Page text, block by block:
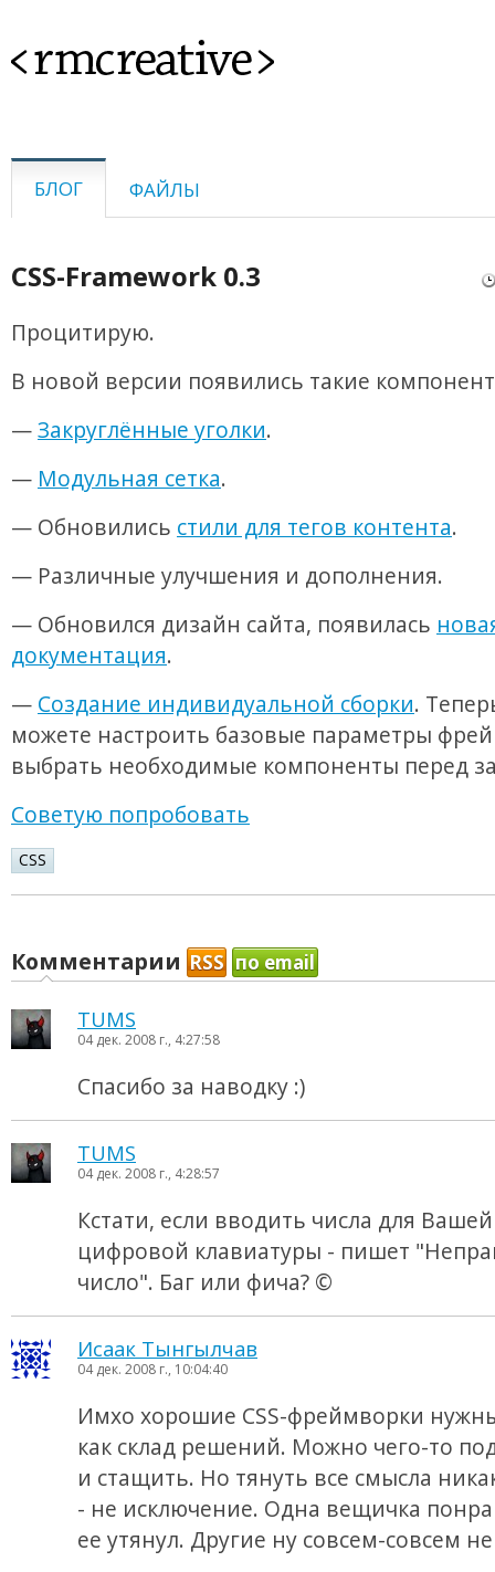
<rmcreative>
БЛОГ ФАЙЛЫ
CSS-Framework 0.3
Процитирую.
В новой версии появились такие
—Закруглённые уголки.
— Модульная сетка.
— Обновились стили для тегов контента.
— Различные улучшения и дополнения.
— Обновился дизайн сайта, появилась
документация.
— Создание индивидуальной сборки.
можете настроить базовые параметры
выбрать необходимые компоненты перед
Советую попробовать
CSS
Комментарии RSS по email
TUMS
04 дек. 2008 г., 4:27:58
Спасибо за наводку :)
TUMS
04 дек. 2008 г., 4:28:57
Кстати, если вводить числа для
цифровой клавиатуры - пишет
число". Баг или фича? ©
Исаак Тынгылчав
04 дек. 2008 г., 10:04:40
Имхо хорошие CSS-фреймворки
как склад решений. Можно чего-то
и стащить. Но тянуть все смысла
- не исключение. Одна вещичка
ее утянул. Другие ну совсем-совсем